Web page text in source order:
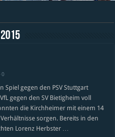
0
Spiel gegen den PSV Stuttgart
gegen den SV Bietigheim voll
die Kirchheimer mit einem 14
Verhältnisse sorgen. Bereits in den
Lorenz Herbster …